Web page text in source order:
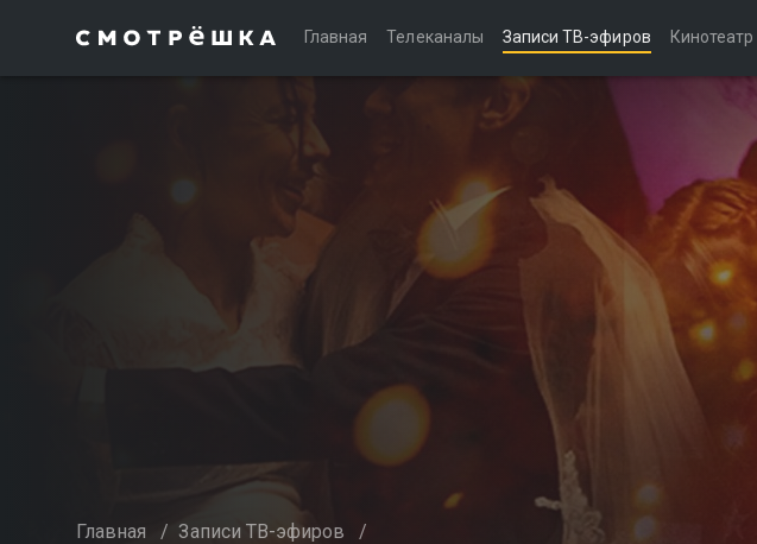
Главная Телеканалы Записи ТВ-эфиров Кинотеатр
Главная / Записи ТВ-эфиров /